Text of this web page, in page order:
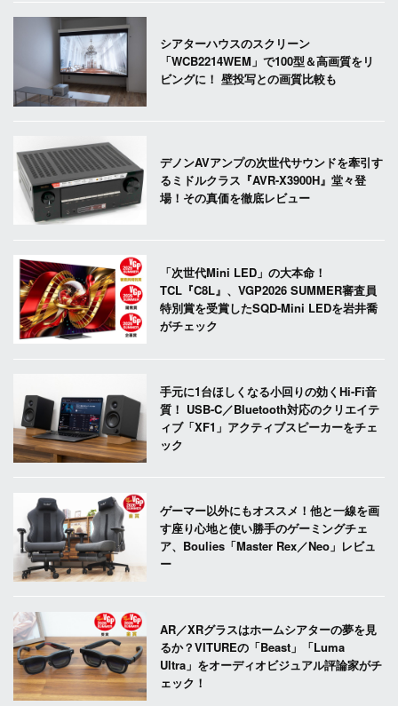
シアターハウスのスクリーン
「WCB2214WEM」で100型＆高画質をリ
ビングに！ 壁投写との画質比較も
デノンAVアンプの次世代サウンドを牽引す
るミドルクラス『AVR-X3900H』堂々登
場！その真価を徹底レビュー
「次世代Mini LED」の大本命！
TCL『C8L』、VGP2026 SUMMER審査員
特別賞を受賞したSQD-Mini LEDを岩井喬
がチェック
手元に1台ほしくなる小回りの効くHi-Fi音
質！ USB-C／Bluetooth対応のクリエイテ
ィブ「XF1」アクティブスピーカーをチェ
ック
ゲーマー以外にもオススメ！他と一線を画
す座り心地と使い勝手のゲーミングチェ
ア、Boulies「Master Rex／Neo」レビュ
ー
AR／XRグラスはホームシアターの夢を見
るか？VITUREの「Beast」「Luma
Ultra」をオーディオビジュアル評論家がチ
ェック！